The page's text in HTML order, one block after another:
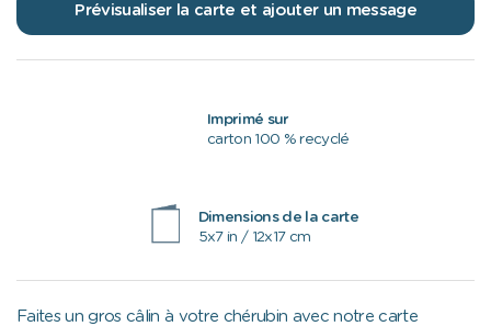
Prévisualiser la carte et ajouter un message
Imprimé sur
carton 100 % recyclé
Dimensions de la carte
5x7 in / 12x17 cm
Faites un gros câlin à votre chérubin avec notre carte